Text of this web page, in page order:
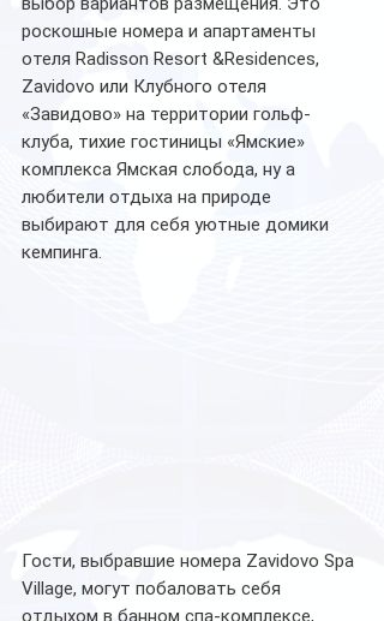
роскошные номера и апартаменты
отеля Radisson Resort &Residences,
Zavidovo или Клубного отеля
«Завидово» на территории гольф-
клуба, тихие гостиницы «Ямские»
комплекса Ямская слобода, ну а
любители отдыха на природе
выбирают для себя уютные домики
кемпинга.
Гости, выбравшие номера Zavidovo Spa
Village, могут побаловать себя
отдыхом в банном спа-комплексе,